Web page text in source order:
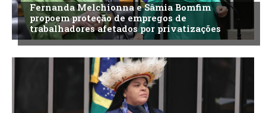
Fernanda Melchionna e Sâmia Bomfim
propoem proteção de empregos de
trabalhadores afetados por privatizações